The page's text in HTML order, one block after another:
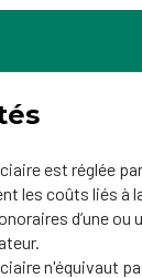
est réglée
les coûts liés à
d’une ou
n'équivaut